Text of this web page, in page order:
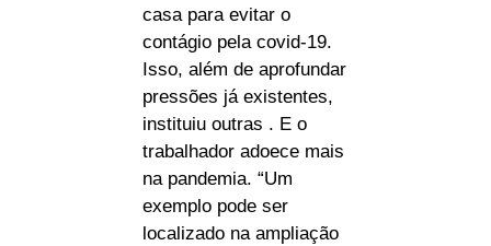
casa para evitar o
contágio pela covid-19.
Isso, além de aprofundar
pressões já existentes,
instituiu outras . E o
trabalhador adoece mais
na pandemia. “Um
exemplo pode ser
localizado na ampliação